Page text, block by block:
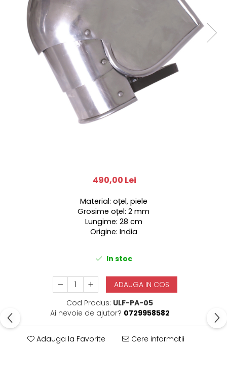
490,00 Lei
Material: oțel, piele
Grosime oțel: 2 mm
Lungime: 28 cm
Origine: India
In stoc
ADAUGA IN COS
Cod Produs: ULF-PA-05
Ai nevoie de ajutor? 0729958582
Adauga la Favorite Cere informatii